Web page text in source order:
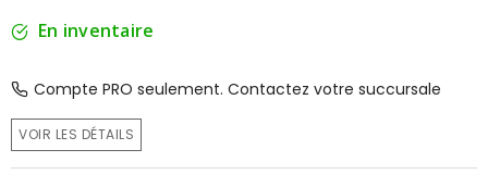
En inventaire
Compte PRO seulement. Contactez votre succursale
VOIR LES DÉTAILS